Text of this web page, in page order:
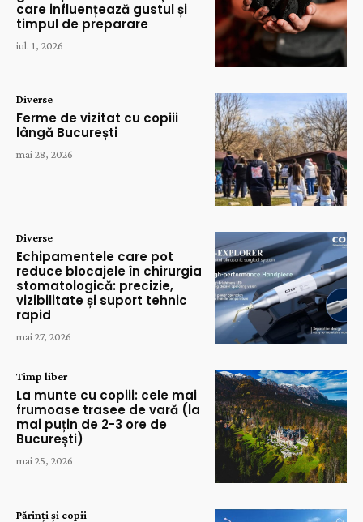
care influențează gustul și
timpul de preparare
iul. 1, 2026
Diverse
Ferme de vizitat cu copiii
lângă București
mai 28, 2026
Diverse
Echipamentele care pot
reduce blocajele în chirurgia
stomatologică: precizie,
vizibilitate și suport tehnic
rapid
mai 27, 2026
Timp liber
La munte cu copiii: cele mai
frumoase trasee de vară (la
mai puțin de 2-3 ore de
București)
mai 25, 2026
Părinți și copii